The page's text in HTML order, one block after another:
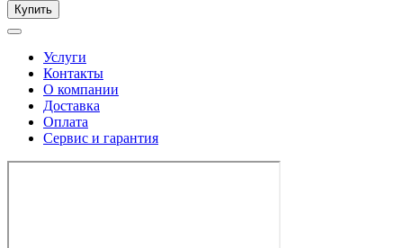
Купить
Услуги
Контакты
О компании
Доставка
Оплата
Сервис и гарантия